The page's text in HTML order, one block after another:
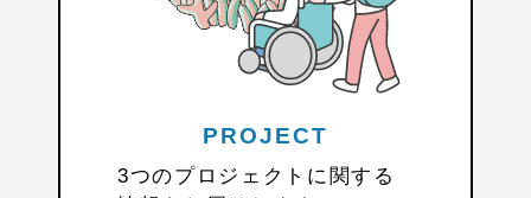
PROJECT
3つのプロジェクトに関する